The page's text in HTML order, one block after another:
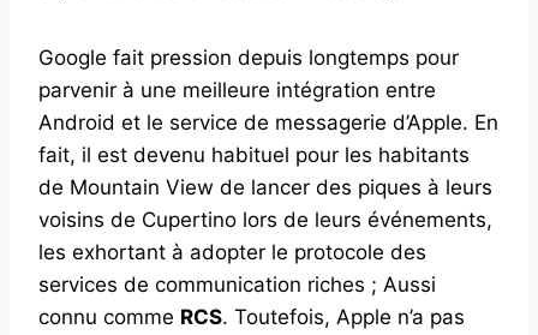
Google fait pression depuis longtemps pour
parvenir à une meilleure intégration entre
Android et le service de messagerie d’Apple. En
fait, il est devenu habituel pour les habitants
de Mountain View de lancer des piques à leurs
voisins de Cupertino lors de leurs événements,
les exhortant à adopter le protocole des
services de communication riches ; Aussi
connu comme RCS. Toutefois, Apple n’a pas